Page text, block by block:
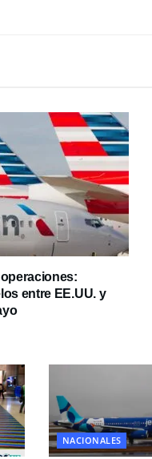
entre EE.UU. y
NACIONALES